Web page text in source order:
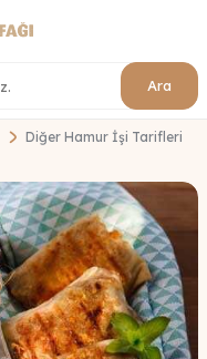
Ara
Diğer Hamur İşi Tarifleri